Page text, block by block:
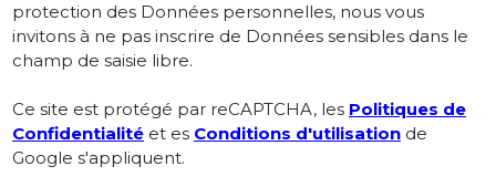
protection des Données personnelles, nous vous
invitons à ne pas inscrire de Données sensibles dans le
champ de saisie libre.
Ce site est protégé par reCAPTCHA, les Politiques de
Confidentialité et es Conditions d'utilisation de
Google s'appliquent.